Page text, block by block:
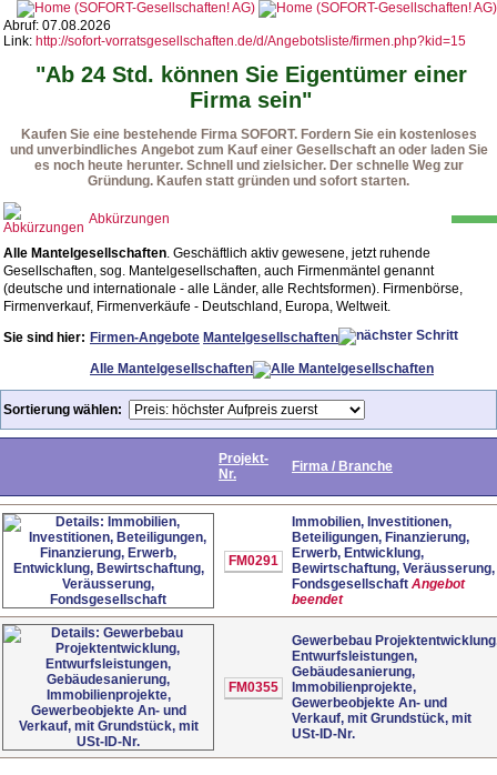
Abruf: 07.08.2026
Link: http://sofort-vorratsgesellschaften.de/d/Angebotsliste/firmen.php?kid=15
"Ab 24 Std. können Sie Eigentümer einer
Firma sein"
Kaufen Sie eine bestehende Firma SOFORT. Fordern Sie ein kostenloses
und unverbindliches Angebot zum Kauf einer Gesellschaft an oder laden Sie
es noch heute herunter. Schnell und zielsicher. Der schnelle Weg zur
Gründung. Kaufen statt gründen und sofort starten.
Abkürzungen
Alle Mantelgesellschaften. Geschäftlich aktiv gewesene, jetzt ruhende
Gesellschaften, sog. Mantelgesellschaften, auch Firmenmäntel genannt
(deutsche und internationale - alle Länder, alle Rechtsformen). Firmenbörse,
Firmenverkauf, Firmenverkäufe - Deutschland, Europa, Weltweit.
Sie sind hier: Firmen-Angebote Mantelgesellschaften
Alle Mantelgesellschaften
Sortierung wählen:
Projekt-
Nr.
Firma / Branche
FM0291
Immobilien, Investitionen,
Beteiligungen, Finanzierung,
Erwerb, Entwicklung,
Bewirtschaftung, Veräusserung,
Fondsgesellschaft Angebot
beendet
FM0355
Gewerbebau
Entwurfsleistungen,
Gebäudesanierung,
Immobilienprojekte,
Gewerbeobjekte An- und
Verkauf, mit Grundstück, mit
USt-ID-Nr.